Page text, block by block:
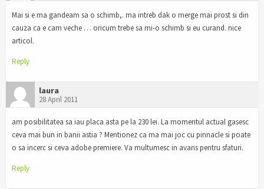
Mai si e ma gandeam sa o schimb,. ma intreb dak o merge mai prost si din
cauza ca e cam veche … oricum trebe sa mi-o schimb si eu curand. nice
articol.
Reply
laura
28 April 2011
am posibilitatea sa iau placa asta pe la 230 lei. La momentul actual gasesc
ceva mai bun in banii astia ? Mentionez ca ma mai joc cu pinnacle si poate
o sa incerc si ceva adobe premiere. Va multumesc in avans pentru sfaturi.
Reply